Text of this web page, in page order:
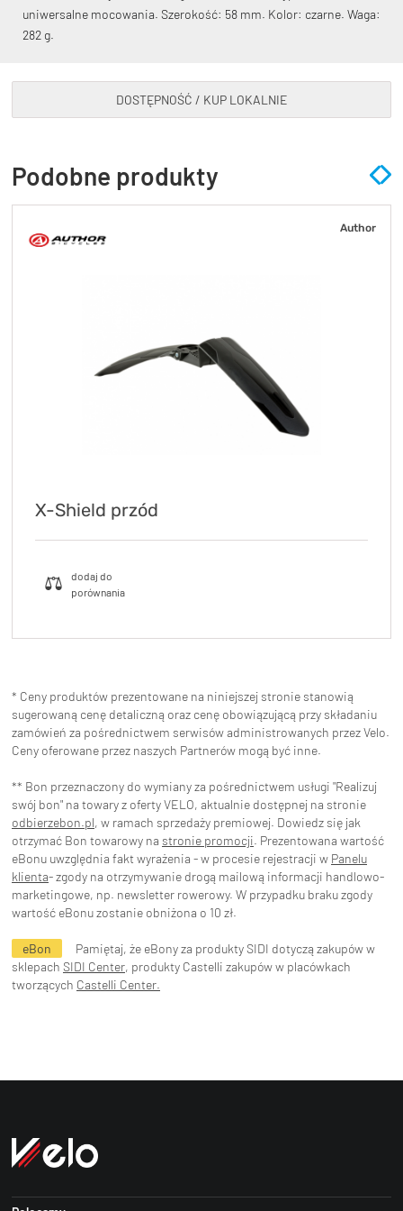
34,90 zł* 89,00 zł*
uniwersalne mocowania. Szerokość: 58 mm. Kolor: czarne. Waga:
282 g.
DOSTĘPNOŚĆ / KUP LOKALNIE
Podobne produkty
Author
X-Shield przód
* Ceny produktów prezentowane na niniejszej stronie stanowią
sugerowaną cenę detaliczną oraz cenę obowiązującą przy składaniu
zamówień za pośrednictwem serwisów administrowanych przez Velo.
Ceny oferowane przez naszych Partnerów mogą być inne.
** Bon przeznaczony do wymiany za pośrednictwem usługi "Realizuj
swój bon" na towary z oferty VELO, aktualnie dostępnej na stronie
odbierzebon.pl, w ramach sprzedaży premiowej. Dowiedz się jak
otrzymać Bon towarowy na stronie promocji. Prezentowana wartość
eBonu uwzględnia fakt wyrażenia - w procesie rejestracji w Panelu
klienta- zgody na otrzymywanie drogą mailową informacji handlowo-
marketingowe, np. newsletter rowerowy. W przypadku braku zgody
wartość eBonu zostanie obniżona o 10 zł.
eBon
Pamiętaj, że eBony za produkty SIDI dotyczą zakupów w
sklepach SIDI Center, produkty Castelli zakupów w placówkach
tworzących Castelli Center.